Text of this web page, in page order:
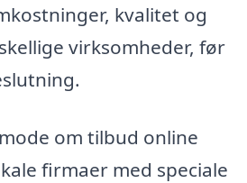
kvalitet og
virksomheder, før
om tilbud online
firmaer med speciale